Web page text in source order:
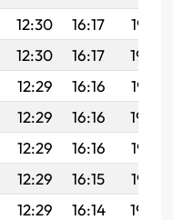
12:30 16:17
19:28
12:30 16:17
19:26
12:29 16:16
19:25
12:29 16:16
19:24
12:29 16:16
19:23
12:29 16:15
19:22
12:29 16:14
19:20